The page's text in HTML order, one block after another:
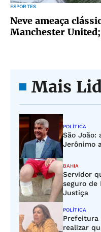
ESPORTES
Neve ameaça
Manchester
Mais
POLÍTICA
São João:
Jerônimo
BAHIA
Servidor
seguro de
Justiça
POLÍTICA
Prefeitura
realizar